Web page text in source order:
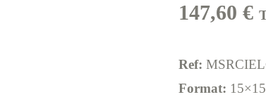
147,60€
Ref:
Format: